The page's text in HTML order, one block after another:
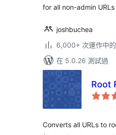
for all non-admin URLs
joshbuchea
6,000+ 次運作中
在 5.0.26 測試過
Root
Converts all URLs to